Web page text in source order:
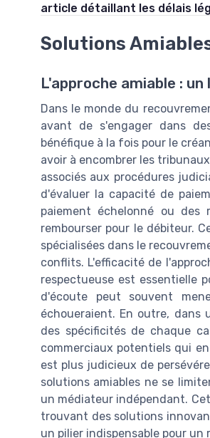
article détaillant les délais
Solutions
L'approche amiable :
Dans le monde du
avant de s'engager dans
bénéfique à la fois pour le
avoir à encombrer les
associés aux procédures
d'évaluer la capacité de
paiement échelonné ou
rembourser pour le débiteur.
spécialisées dans le
conflits. L'efficacité de
respectueuse est essentielle
d'écoute peut souvent
échoueraient. En outre,
des spécificités de chaque
commerciaux potentiels qui
est plus judicieux de
solutions amiables ne se
un médiateur indépendant.
trouvant des solutions
un pilier indispensable pour